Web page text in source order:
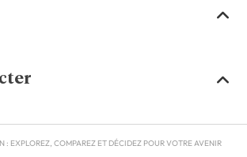
: EXPLOREZ, COMPAREZ ET DÉCIDEZ POUR VOTRE AVENIR